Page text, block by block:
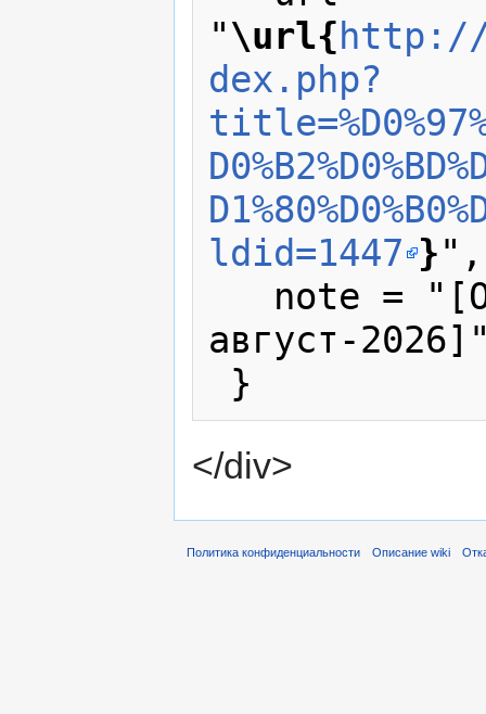
"\url{
dex.php?
ldid=1447 }",
август-
</div>
Политика конфиденциальности Описание wiki